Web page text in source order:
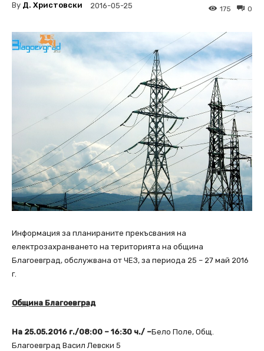
By Д. Христовски 2016-05-25 0
175
Информация за планираните прекъсвания на
електрозахранването на територията на община
Благоевград, обслужвана от ЧЕЗ, за периода 25 – 27 май 2016
г.
Община Благоевград
На 25.05.2016 г./08:00 – 16:30 ч./ –Бело Поле, Общ.
Благоевград Васил Левски 5